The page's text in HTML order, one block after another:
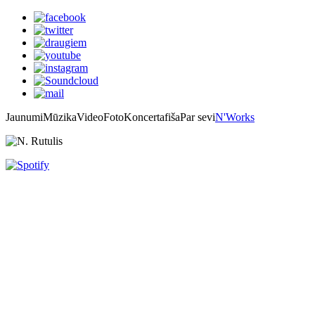
JaunumiMūzikaVideoFotoKoncertafišaPar seviN'Works